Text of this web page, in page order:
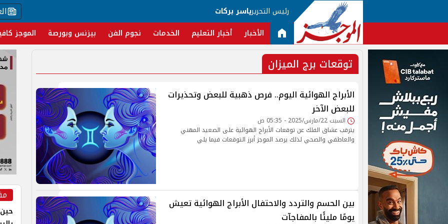
رئيس التحريرياسر بركات
الأخبار أخبار التعليم الخدمات نجوم الفن بيزنس وبورصة الموجز
توقعات برج الميزان
الأبراج الهوائية اليوم.. فرص ذهبية للبعض وتحذيرات
للبعض الآخر
السبت 22/مارس/2025 - 05:35 ص
يترقب عشاق الفلك عن توقعات الأبراج الهوائية على الصعيد المهني
والعاطفي والصحي لذلك يرصد الموجز أبرز التوقعات فيما يلي
بين الحسم والتردد والاحتفال الأبراج الهوائية تعيش
يومًا مليئًا بالمفاجآت